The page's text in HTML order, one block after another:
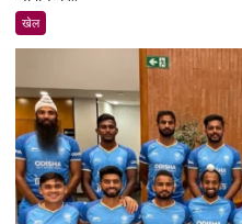
खेल